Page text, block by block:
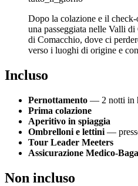
Dopo la colazione e il
una passeggiata nelle Valli
di Comacchio, dove ci
verso i luoghi di origine e
Incluso
Pernottamento — 2 notti in
Prima colazione
Aperitivo in spiaggia
Ombrelloni e lettini —
Tour Leader Meeters
Assicurazione Medico-
Non incluso